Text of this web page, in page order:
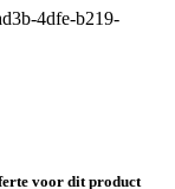
voor dit product